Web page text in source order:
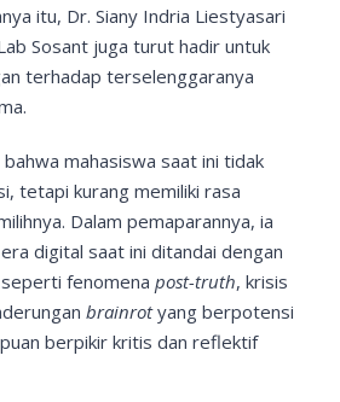
itu, Dr. Siany Indria Liestyasari
Sosant juga turut hadir untuk
terhadap terselenggaranya
bahwa mahasiswa saat ini tidak
tetapi kurang memiliki rasa
Dalam pemaparannya, ia
digital saat ini ditandai dengan
fenomena post-truth, krisis
brainrotyang berpotensi
berpikir kritis dan reflektif